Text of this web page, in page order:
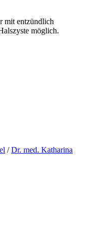
mit entzündlich
möglich.
/Dr. med. Katharina